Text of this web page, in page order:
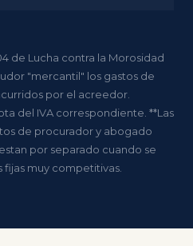
de Lucha contra la Morosidad
"mercantil" los gastos de
por el acreedor.
del IVA correspondiente. **Las
de procurador y abogado
por separado cuando se
fijas muy competitivas.